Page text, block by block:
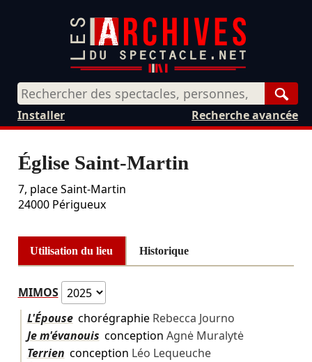
Recherche avancée
Installer
Église Saint-Martin
7, place Saint-Martin
24000 Périgueux
Utilisation du lieu Historique
MIMOS
L'Épousechorégraphie Rebecca Journo
Je m'évanouis conception Agnė Muralytė
Terrien conception Léo Lequeuche